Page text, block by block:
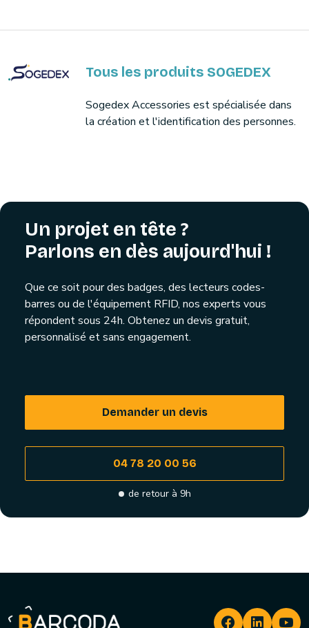
Tous les produits SOGEDEX
Sogedex Accessories est spécialisée dans
la création et l'identification des personnes.
Un projet en tête ?
Parlons en dès aujourd'hui !
Que ce soit pour des badges, des lecteurs codes-
barres ou de l'équipement RFID, nos experts vous
répondent sous 24h. Obtenez un devis gratuit,
personnalisé et sans engagement.
Demander un devis
04 78 20 00 56
de retour à 9h